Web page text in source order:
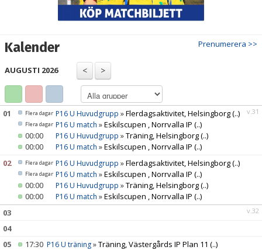
BILDGALLERI
DOKUMENT
KONTAKT
Prenumerera >>
Kalender
AUGUSTI 2026
v.31
01 Flera dagar P16 U Huvudgrupp »Flerdagsaktivitet, Helsingborg(..)
Flera dagar P16 U match »Eskilscupen , Norrvalla IP (..)
00:00
P16 U Huvudgrupp »Träning, Helsingborg(..)
00:00
P16 U match »Eskilscupen , Norrvalla IP (..)
02
Flera dagar P16 U Huvudgrupp »Flerdagsaktivitet, Helsingborg(..)
Flera dagar P16 U match »Eskilscupen , Norrvalla IP (..)
00:00
P16 U Huvudgrupp »Träning, Helsingborg(..)
00:00
P16 U match »Eskilscupen , Norrvalla IP (..)
v.32
03
04
05
17:30 P16 U träning»Träning, Västergårds IP Plan 11 (..)